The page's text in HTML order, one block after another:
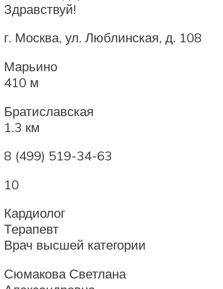
Здравствуй!
г. Москва, ул. Люблинская, д. 108
Марьино
410 м
Братиславская
1.3 км
8 (499) 519-34-63
10
Кардиолог
Терапевт
Врач высшей категории
Сюмакова Светлана